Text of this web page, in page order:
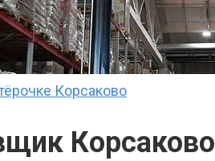
Корсаково
Корсаково